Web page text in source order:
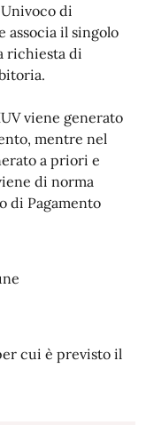
di
associa il singolo
richiesta di
viene generato
mentre nel
a priori e
di norma
di Pagamento
cui è previsto il